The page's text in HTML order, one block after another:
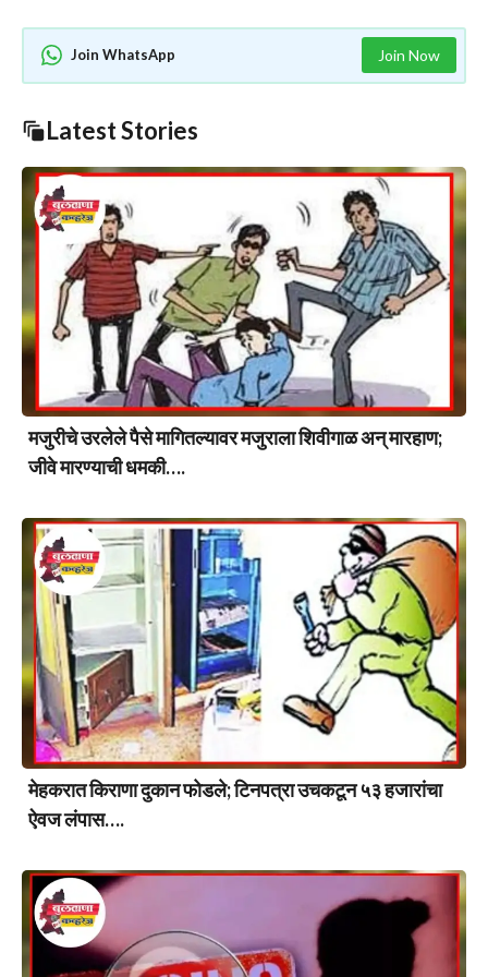
Join WhatsApp Join Now
Latest Stories
मजुरीचे उरलेले पैसे मागितल्यावर मजुराला शिवीगाळ अन् मारहाण;
जीवे मारण्याची धमकी….
मेहकरात किराणा दुकान फोडले; टिनपत्रा उचकटून ५३ हजारांचा
ऐवज लंपास….